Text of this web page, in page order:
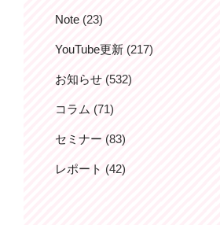
Note (23)
YouTube更新 (217)
お知らせ (532)
コラム (71)
セミナー (83)
レポート (42)